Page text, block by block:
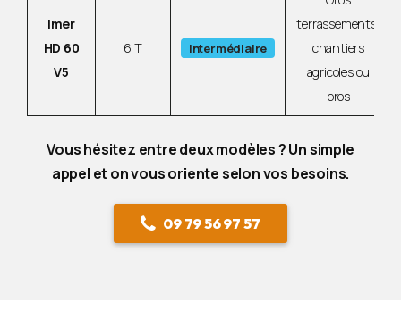
Imer
HD 60
V5
6 T Intermédiaire
terrassements,
chantiers
agricoles ou
pros
Vous hésitez entre deux modèles ? Un simple
appel et on vous oriente selon vos besoins.
09 79 56 97 57